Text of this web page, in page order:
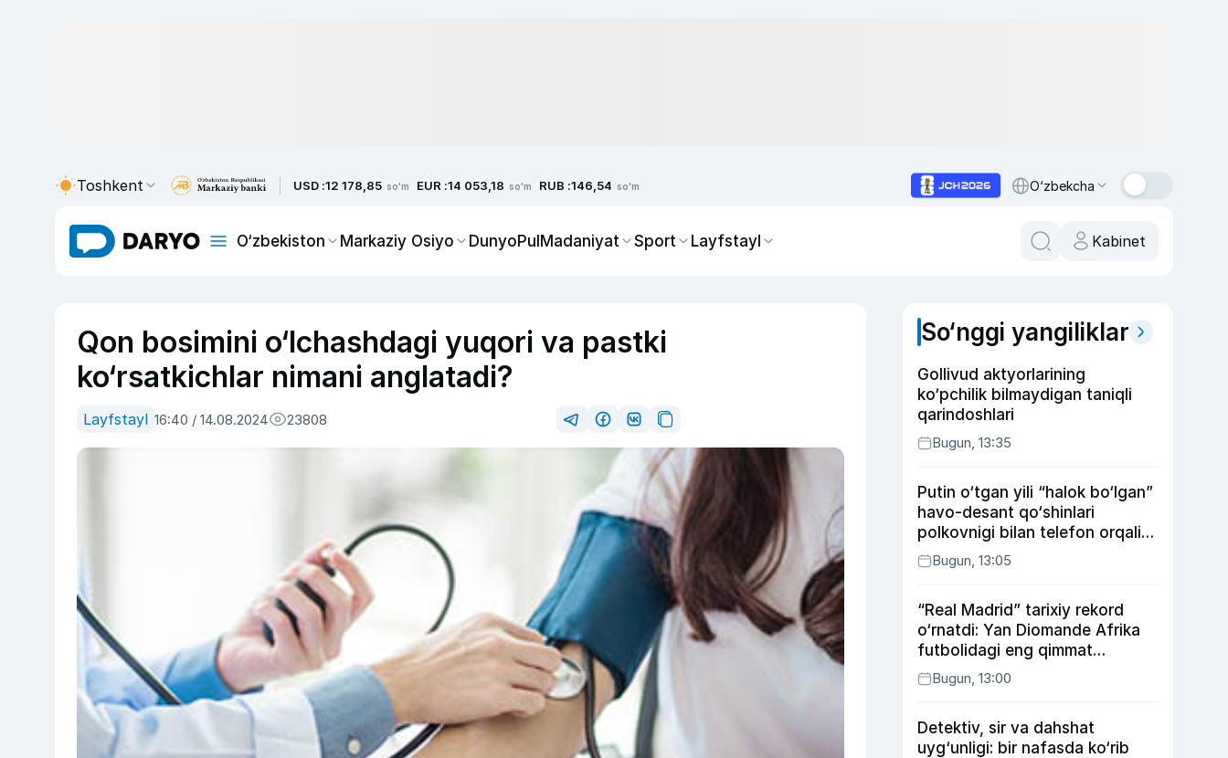
Toshkent USD :12 178,85 so'm EUR :14 053,18 so'm RUB :146,54 so'm O‘zbekcha
O‘zbekiston Markaziy Osiyo DunyoPulMadaniyat Sport Layfstayl Kabinet
Qon bosimini o‘lchashdagi yuqori va pastki
ko‘rsatkichlar nimani anglatadi?
Layfstayl 16:40 / 14.08.2024 23808
So‘nggi yangiliklar
Gollivud aktyorlarining
ko‘pchilik bilmaydigan taniqli
qarindoshlari
Bugun, 13:35
Putin o‘tgan yili “halok bo‘lgan”
havo-desant qo‘shinlari
polkovnigi bilan telefon orqali
suhbatlashdi
Bugun, 13:05
“Real Madrid” tarixiy rekord
o‘rnatdi: Yan Diomande Afrika
futbolidagi eng qimmat
transferga aylandi
Bugun, 13:00
Detektiv, sir va dahshat
uyg‘unligi: bir nafasda ko‘rib